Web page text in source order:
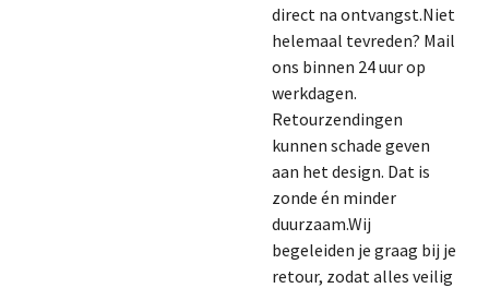
direct na ontvangst.Niet
helemaal tevreden? Mail
ons binnen 24 uur op
werkdagen.
Retourzendingen
kunnen schade geven
aan het design. Dat is
zonde én minder
duurzaam.Wij
begeleiden je graag bij je
retour, zodat alles veilig